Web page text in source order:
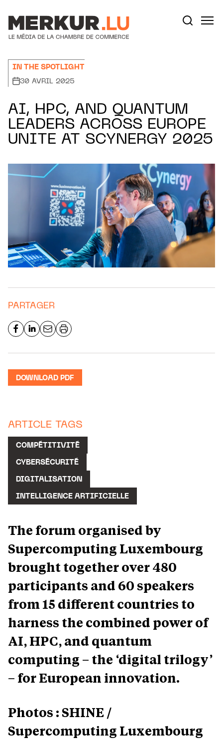
IN THE SPOTLIGHT
30 AVRIL 2025
AI, HPC, AND QUANTUM
LEADERS ACROSS EUROPE
UNITE AT SCYNERGY 2025
PARTAGER
DOWNLOAD PDF
ARTICLE TAGS
COMPÉTITIVITÉ
CYBERSÉCURITÉ
DIGITALISATION
INTELLIGENCE ARTIFICIELLE
The forum organised by
Supercomputing Luxembourg
brought together over 480
participants and 60 speakers
from 15 different countries to
harness the combined power of
AI, HPC, and quantum
computing – the ‘digital trilogy’
– for European innovation.
Photos : SHINE /
Supercomputing Luxembourg